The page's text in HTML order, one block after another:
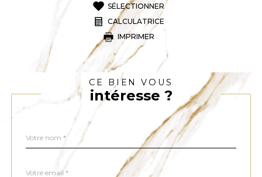
SÉLECTIONNER
CALCULATRICE
IMPRIMER
CE BIEN VOUS
intéresse ?
par
*
*